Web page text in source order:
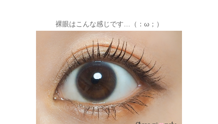
裸眼はこんな感じです…（：ω；）